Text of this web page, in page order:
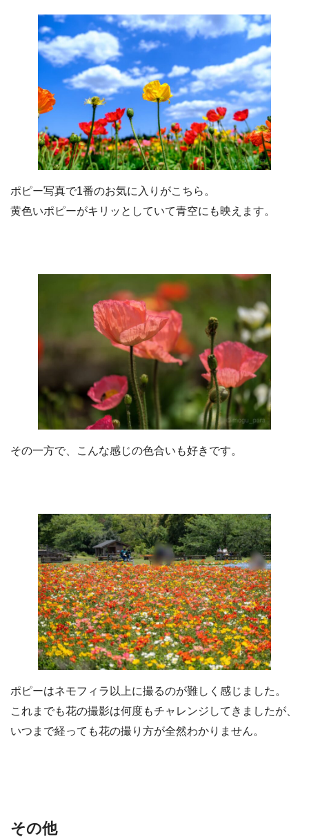
ポピー写真で1番のお気に入りがこちら。
黄色いポピーがキリッとしていて青空にも映えます。
その一方で、こんな感じの色合いも好きです。
ポピーはネモフィラ以上に撮るのが難しく感じました。
これまでも花の撮影は何度もチャレンジしてきましたが、
いつまで経っても花の撮り方が全然わかりません。
その他